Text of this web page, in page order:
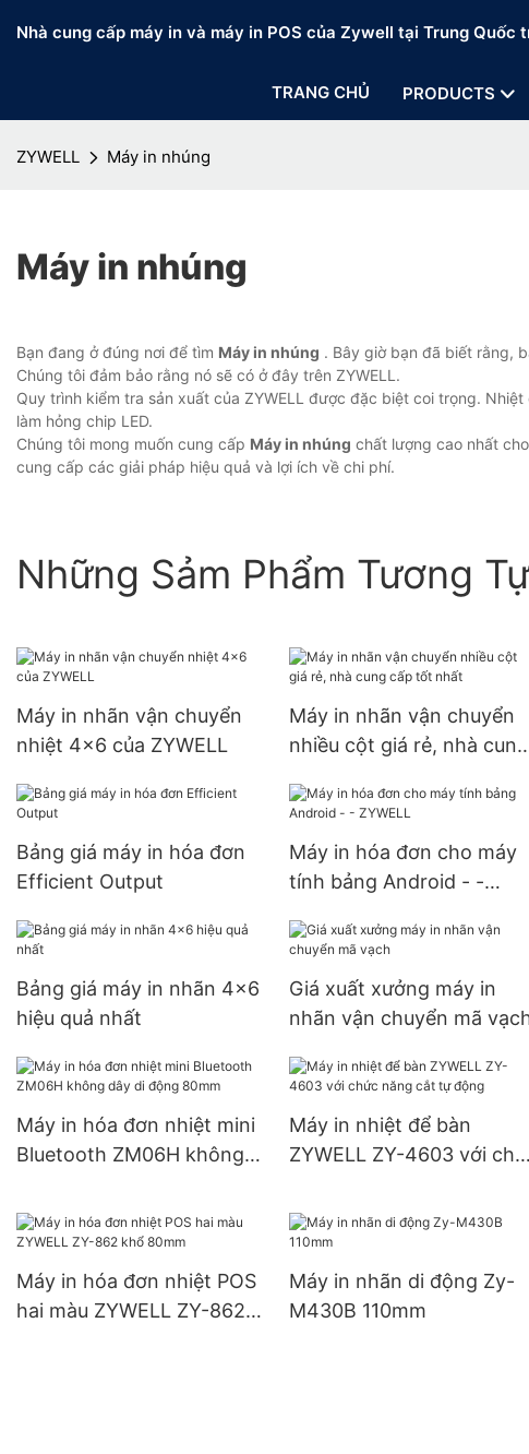
Nhà cung cấp máy in và máy in POS của Zywell tại Trung Quốc
TRANG CHỦ PRODUCTS
ZYWELL Máy in nhúng
Máy in nhúng
Bạn đang ở đúng nơi để tìm Máy in nhúng . Bây giờ bạn đã biết rằng,
Chúng tôi đảm bảo rằng nó sẽ có ở đây trên ZYWELL.
Quy trình kiểm tra sản xuất của ZYWELL được đặc biệt coi trọng.
làm hỏng chip LED.
Chúng tôi mong muốn cung cấp Máy in nhúng chất lượng cao nhất
cung cấp các giải pháp hiệu quả và lợi ích về chi phí.
Những Sảm Phẩm Tương Tự
Máy in nhãn vận chuyển
nhiệt 4x6 của ZYWELL
Máy in nhãn vận chuyển
nhiều cột giá rẻ, nhà cung
Bảng giá máy in hóa đơn
Efficient Output
Máy in hóa đơn cho máy
tính bảng Android - -
Bảng giá máy in nhãn 4x6
hiệu quả nhất
Giá xuất xưởng máy in
nhãn vận chuyển mã
Máy in hóa đơn nhiệt mini
Bluetooth ZM06H không
Máy in nhiệt để bàn
ZYWELL ZY-4603 với chức
Máy in hóa đơn nhiệt POS
hai màu ZYWELL ZY-862
Máy in nhãn di động Zy-
M430B 110mm